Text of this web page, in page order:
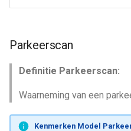
Parkeerscan
Definitie Parkeerscan:
Waarneming van een
Kenmerken Model